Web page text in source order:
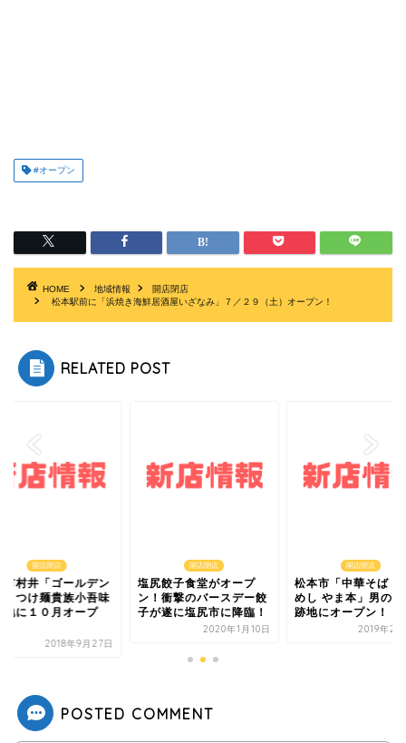
#オープン
HOME 地域情報
開店閉店
松本駅前に「浜焼き海鮮居酒屋いざなみ」７／２９（土）オープン！
RELATED POST
開店閉店
市村井「ゴールデン
」つけ麺貴族小吾味
地に１０月オープ
2018年9月27日
開店閉店
塩尻餃子食堂がオープ
ン！衝撃のバースデー餃
子が遂に塩尻市に降臨！
2020年1月10日
開店閉店
松本市「中華そば・
めし やま本」男のロ
跡地にオープン！
2019年2
POSTED COMMENT